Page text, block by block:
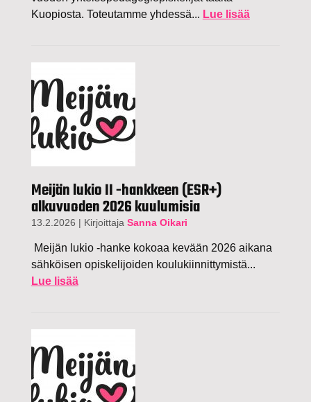
Kuopiosta. Toteutamme yhdessä... Lue lisää
Meijän lukio II -hankkeen (ESR+)
alkuvuoden 2026 kuulumisia
13.2.2026 | Kirjoittaja Sanna Oikari
Meijän lukio -hanke kokoaa kevään 2026 aikana
sähköisen opiskelijoiden koulukiinnittymistä...
Lue lisää